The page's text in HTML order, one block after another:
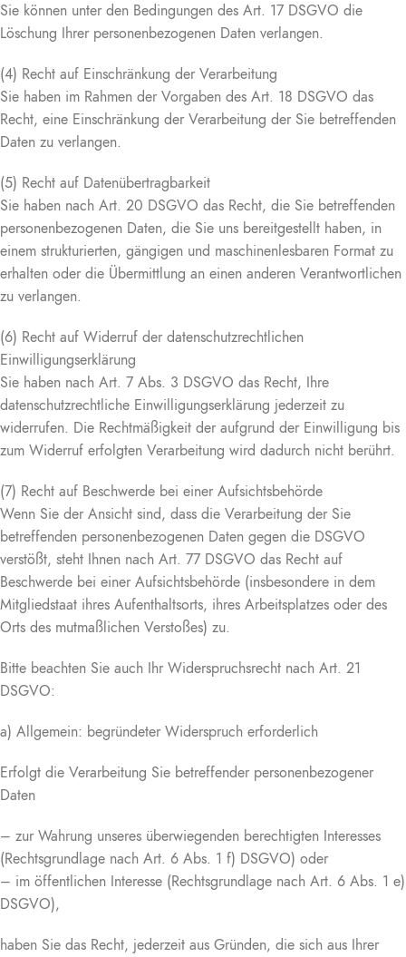
Sie können unter den Bedingungen des Art. 17 DSGVO die
Löschung Ihrer personenbezogenen Daten verlangen.
(4) Recht auf Einschränkung der Verarbeitung
Sie haben im Rahmen der Vorgaben des Art. 18 DSGVO das
Recht, eine Einschränkung der Verarbeitung der Sie betreffenden
Daten zu verlangen.
(5) Recht auf Datenübertragbarkeit
Sie haben nach Art. 20 DSGVO das Recht, die Sie betreffenden
personenbezogenen Daten, die Sie uns bereitgestellt haben, in
einem strukturierten, gängigen und maschinenlesbaren Format zu
erhalten oder die Übermittlung an einen anderen Verantwortlichen
zu verlangen.
(6) Recht auf Widerruf der datenschutzrechtlichen
Einwilligungserklärung
Sie haben nach Art. 7 Abs. 3 DSGVO das Recht, Ihre
datenschutzrechtliche Einwilligungserklärung jederzeit zu
widerrufen. Die Rechtmäßigkeit der aufgrund der Einwilligung bis
zum Widerruf erfolgten Verarbeitung wird dadurch nicht berührt.
(7) Recht auf Beschwerde bei einer Aufsichtsbehörde
Wenn Sie der Ansicht sind, dass die Verarbeitung der Sie
betreffenden personenbezogenen Daten gegen die DSGVO
verstößt, steht Ihnen nach Art. 77 DSGVO das Recht auf
Beschwerde bei einer Aufsichtsbehörde (insbesondere in dem
Mitgliedstaat ihres Aufenthaltsorts, ihres Arbeitsplatzes oder des
Orts des mutmaßlichen Verstoßes) zu.
Bitte beachten Sie auch Ihr Widerspruchsrecht nach Art. 21
DSGVO:
a) Allgemein: begründeter Widerspruch erforderlich
Erfolgt die Verarbeitung Sie betreffender personenbezogener
Daten
– zur Wahrung unseres überwiegenden berechtigten Interesses
(Rechtsgrundlage nach Art. 6 Abs. 1 f) DSGVO) oder
– im öffentlichen Interesse (Rechtsgrundlage nach Art. 6 Abs. 1 e)
DSGVO),
haben Sie das Recht, jederzeit aus Gründen, die sich aus Ihrer